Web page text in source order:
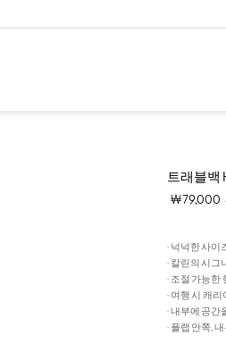
트래블백
￦79,000
· 넉넉한 사
· 칼린의 시
· 조절 가능
· 여행 시 캐
· 내부에 공
· 플랩 안쪽,